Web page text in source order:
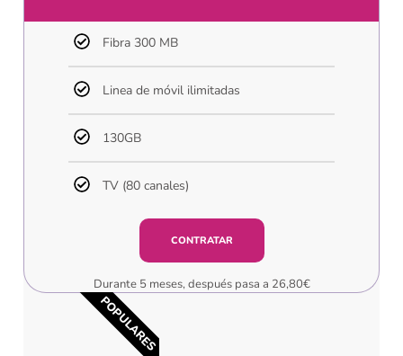
Fibra 300 MB
Linea de móvil ilimitadas
130GB
TV (80 canales)
CONTRATAR
Durante 5 meses, después pasa a 26,80€
POPULARES